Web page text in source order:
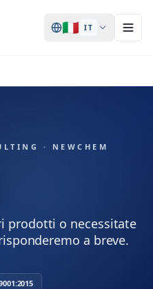
🇮🇹 IT
· NEWCHEM
prodotti o necessitate
a breve.